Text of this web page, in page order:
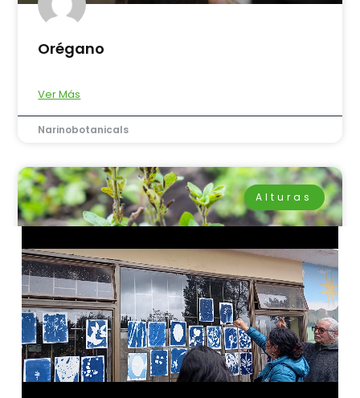
Orégano
Ver Más
Narinobotanicals
Alturas
Mejorana